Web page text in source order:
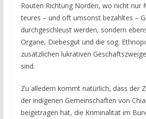
Routen Richtung Norden, wo nicht nur
teures – und oft umsonst bezahltes –
durchgeschleust werden, sondern
Organe, Diebesgut und die sog.
zusätzlichen lukrativen
sind.
Zu alledem kommt natürlich, dass der
der indigenen Gemeinschaften von
beigetragen hat, die Kriminalität im